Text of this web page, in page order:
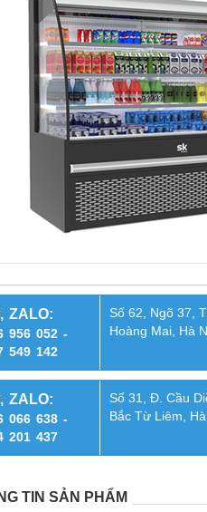
ZALO:
956 052 -
549 142
Số 62, Ngõ 37,
Hoàng Mai, Hà
ZALO:
066 638 -
201 437
Số 31, Đ. Cầu
Bắc Từ Liêm,
TIN SẢN PHẨM